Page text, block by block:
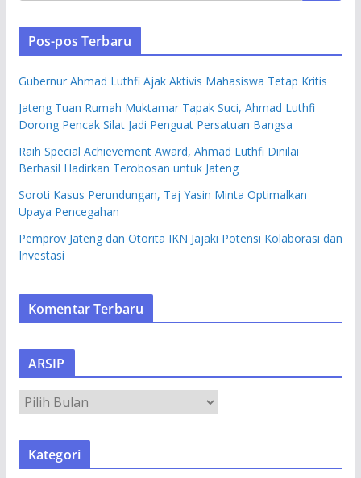
Pos-pos Terbaru
Gubernur Ahmad Luthfi Ajak Aktivis Mahasiswa Tetap Kritis
Jateng Tuan Rumah Muktamar Tapak Suci, Ahmad Luthfi
Dorong Pencak Silat Jadi Penguat Persatuan Bangsa
Raih Special Achievement Award, Ahmad Luthfi Dinilai
Berhasil Hadirkan Terobosan untuk Jateng
Soroti Kasus Perundungan, Taj Yasin Minta Optimalkan
Upaya Pencegahan
Pemprov Jateng dan Otorita IKN Jajaki Potensi Kolaborasi dan
Investasi
Komentar Terbaru
ARSIP
R
S
Kategori